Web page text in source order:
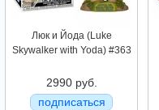
Люк и Йода (Luke
Skywalker with Yoda) #363
2990 руб.
подписаться